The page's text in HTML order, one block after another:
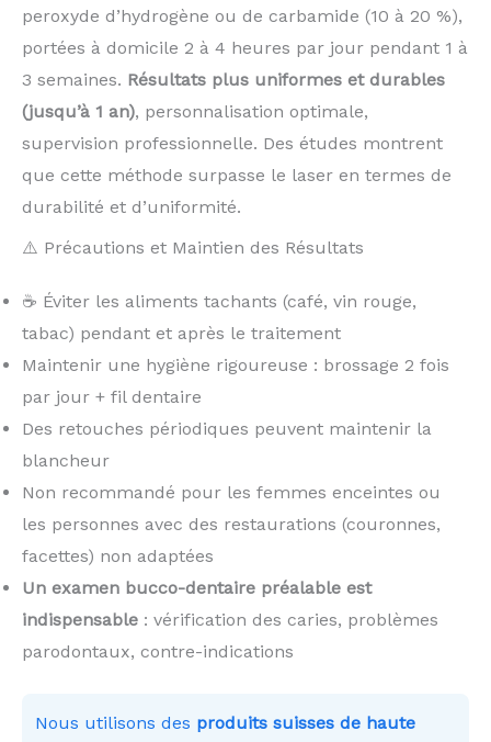
peroxyde d’hydrogène ou de carbamide (10 à 20 %),
portées à domicile 2 à 4 heures par jour pendant 1 à
3 semaines. Résultats plus uniformes et durables
(jusqu’à 1 an), personnalisation optimale,
supervision professionnelle. Des études montrent
que cette méthode surpasse le laser en termes de
durabilité et d’uniformité.
⚠️ Précautions et Maintien des Résultats
☕ Éviter les aliments tachants (café, vin rouge,
tabac) pendant et après le traitement
Maintenir une hygiène rigoureuse : brossage 2 fois
par jour + fil dentaire
Des retouches périodiques peuvent maintenir la
blancheur
Non recommandé pour les femmes enceintes ou
les personnes avec des restaurations (couronnes,
facettes) non adaptées
Un examen bucco-dentaire préalable est
indispensable : vérification des caries, problèmes
parodontaux, contre-indications
Nous utilisons des produits suisses de haute